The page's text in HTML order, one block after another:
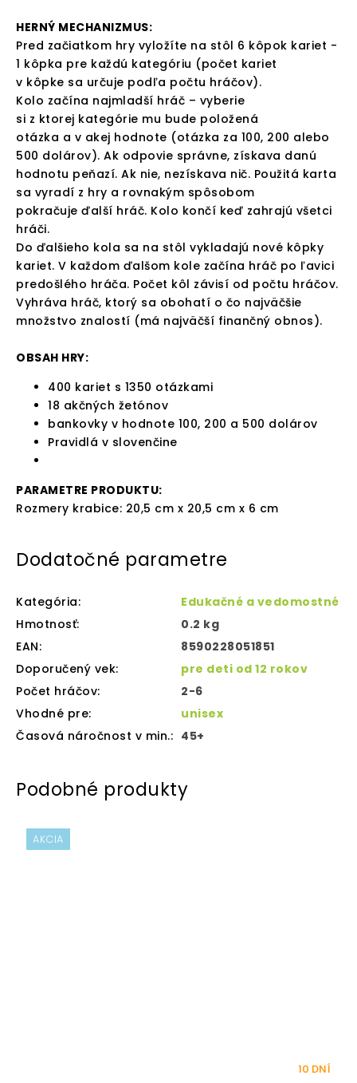
HERNÝ MECHANIZMUS:
Pred začiatkom hry vyložíte na stôl 6 kôpok kariet -
1 kôpka pre každú kategóriu (počet kariet
v kôpke sa určuje podľa počtu hráčov).
Kolo začína najmladší hráč – vyberie
si z ktorej kategórie mu bude položená
otázka a v akej hodnote (otázka za 100, 200 alebo
500 dolárov). Ak odpovie správne, získava danú
hodnotu peňazí. Ak nie, nezískava nič. Použitá karta
sa vyradí z hry a rovnakým spôsobom
pokračuje ďalší hráč. Kolo končí keď zahrajú všetci
hráči.
Do ďalšieho kola sa na stôl vykladajú nové kôpky
kariet. V každom ďalšom kole začína hráč po ľavici
predošlého hráča. Počet kôl závisí od počtu hráčov.
Vyhráva hráč, ktorý sa obohatí o čo najväčšie
množstvo znalostí (má najväčší finančný obnos).
OBSAH HRY:
400 kariet s 1350 otázkami
18 akčných žetónov
bankovky v hodnote 100, 200 a 500 dolárov
Pravidlá v slovenčine
PARAMETRE PRODUKTU:
Rozmery krabice: 20,5 cm x 20,5 cm x 6 cm
Dodatočné parametre
Kategória:
Edukačné a vedomostné
Hmotnosť:
0.2 kg
EAN:
8590228051851
Doporučený vek:
pre deti od 12 rokov
Počet hráčov:
2-6
Vhodné pre:
unisex
Časová náročnost v min.: 45+
AKCIA
10 DNÍ